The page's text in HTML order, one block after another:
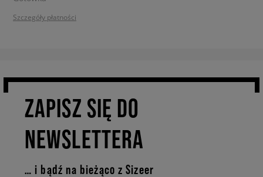
Szczegóły płatności
ZAPISZ SIĘ DO
NEWSLETTERA
… i bądź na bieżąco z Sizeer